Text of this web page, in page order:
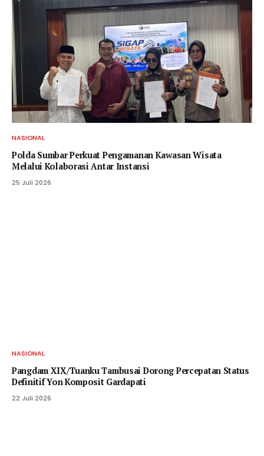
NASIONAL
Polda Sumbar Perkuat Pengamanan Kawasan Wisata
Melalui Kolaborasi Antar Instansi
25 Juli 2026
NASIONAL
Pangdam XIX/Tuanku Tambusai Dorong Percepatan Status
Definitif Yon Komposit Gardapati
22 Juli 2026